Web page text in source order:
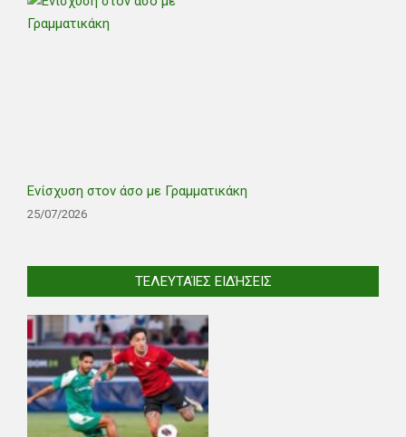
Ενίσχυση στον άσο με Γραμματικάκη
25/07/2026
ΤΕΛΕΥΤΑΊΕΣ ΕΙΔΉΣΕΙΣ